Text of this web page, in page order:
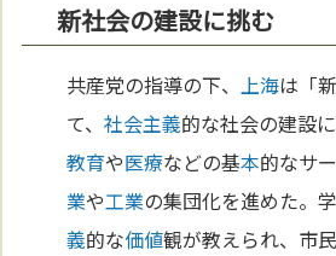
新社会の建設に挑む
共産党の指導の下、上海は「
て、社会主義的な社会の建設
教育や医療などの基本的なサ
業や工業の集団化を進めた。
義的な価値観が教えられ、市